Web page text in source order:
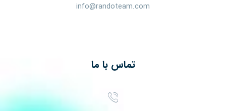
info@randoteam.com
تماس با ما